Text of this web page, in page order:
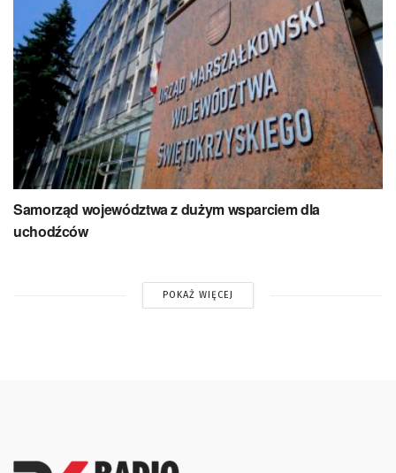
Samorząd województwa z dużym wsparciem dla
uchodźców
POKAŻ WIĘCEJ